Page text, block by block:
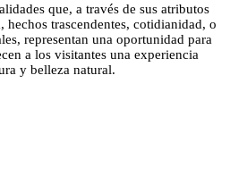
que, a través de sus atributos
trascendentes, cotidianidad, o
representan una oportunidad para
a los visitantes una experiencia
y belleza natural.